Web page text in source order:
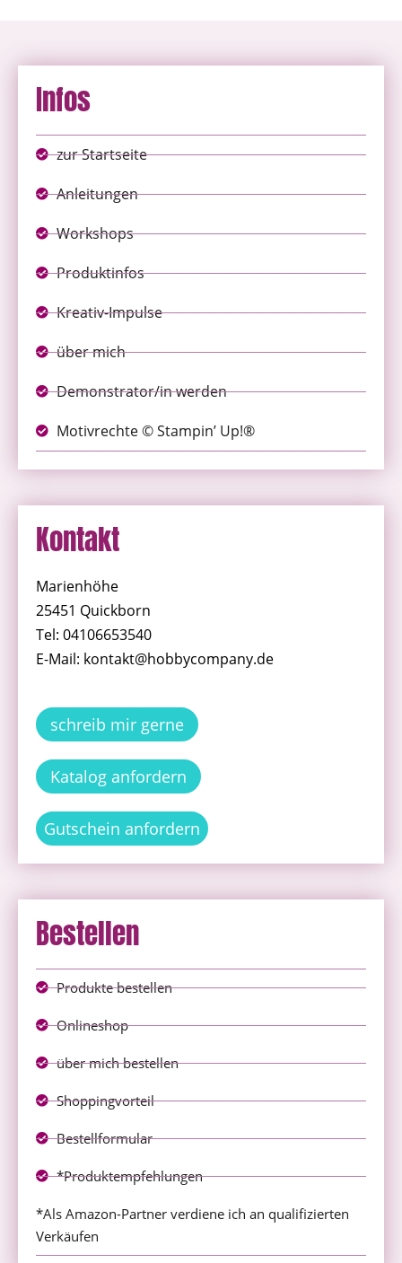
Infos
zur Startseite
Anleitungen
Workshops
Produktinfos
Kreativ-Impulse
über mich
Demonstrator/in werden
Motivrechte © Stampin’ Up!®
Kontakt
Marienhöhe
25451 Quickborn
Tel: 04106653540
E-Mail: kontakt@hobbycompany.de
schreib mir gerne
Katalog anfordern
Gutschein anfordern
Bestellen
Produkte bestellen
Onlineshop
über mich bestellen
Shoppingvorteil
Bestellformular
*Produktempfehlungen
*Als Amazon-Partner verdiene ich an qualifizierten
Verkäufen